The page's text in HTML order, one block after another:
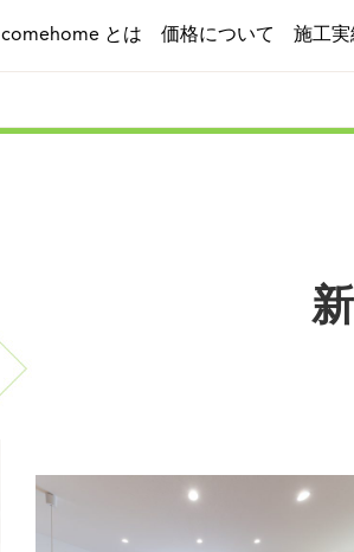
comehome とは 価格について 施工実